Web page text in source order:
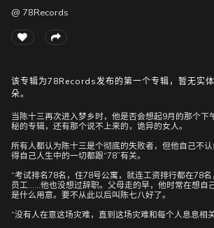
听
听
@ 78Records
该专辑为78Records发布的第一个专辑，暂无实
朵。
当陈十三再次进入梦乡时，他是否会想起9月的那个下
秘的专辑，还有那个说不上来的，诡异的女人。
所有人都认为陈十三是个彻底的失败者，但他自己不
得自己人生中的一切都跟“78”有关。
“考试排名78名，住78号公寓，就连工资排行都在78
员工……他也没想过辞职。父母走的早，他时常在想自
是什么用意。要不从此以后叫陈七八好了。
“没有人在意这场灾难，直到这场灾难和每个人息息相